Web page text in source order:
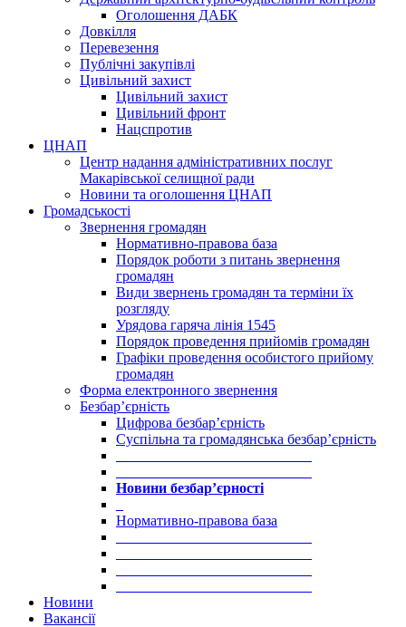
Оголошення ДАБК
Довкілля
Перевезення
Публічні закупівлі
Цивільний захист
Цивільний захист
Цивільний фронт
Нацспротив
ЦНАП
Центр надання адміністративних послуг
Макарівської селищної ради
Новини та оголошення ЦНАП
Громадськості
Звернення громадян
Нормативно-правова база
Порядок роботи з питань звернення
громадян
Види звернень громадян та терміни їх
розгляду
Урядова гаряча лінія 1545
Порядок проведення прийомів громадян
Графіки проведення особистого прийому
громадян
Форма електронного звернення
Безбар’єрність
Цифрова безбар’єрність
Суспільна та громадянська безбар’єрність
Новини безбар’єрності
Нормативно-правова база
Новини
Вакансії